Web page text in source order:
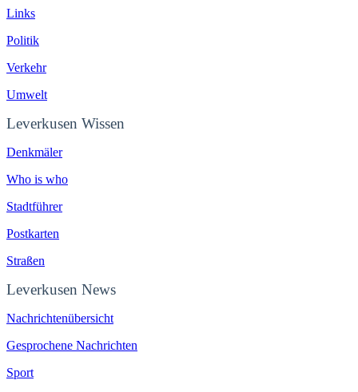
Links
Politik
Verkehr
Umwelt
Leverkusen Wissen
Denkmäler
Who is who
Stadtführer
Postkarten
Straßen
Leverkusen News
Nachrichtenübersicht
Gesprochene Nachrichten
Sport